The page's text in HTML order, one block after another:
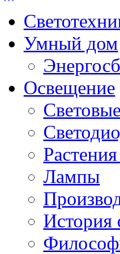
Умный дом
Освещение
Лампы
История